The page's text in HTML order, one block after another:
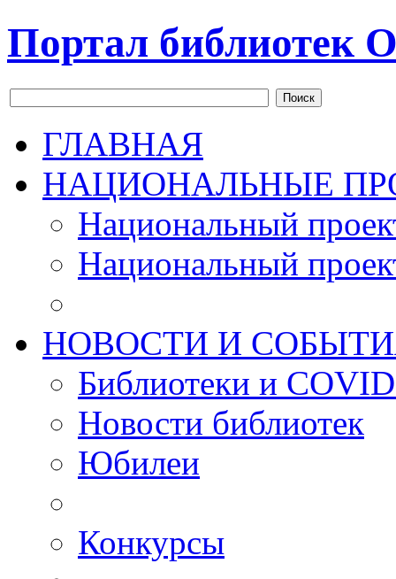
Портал библиотек
Поиск
ГЛАВНАЯ
НАЦИОНАЛЬНЫЕ
Национальный
Национальный
НОВОСТИ И
Библиотеки и
Новости библиотек
Юбилеи
Конкурсы